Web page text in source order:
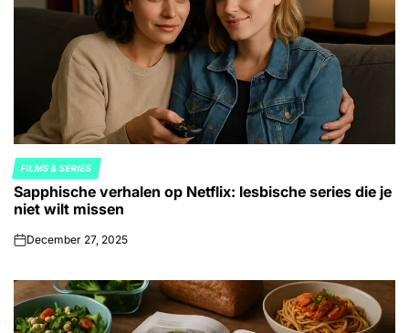
POSTED
IN
FILMS & SERIES
Sapphische verhalen op Netflix: lesbische series die je
niet wilt missen
onDecember 27, 2025